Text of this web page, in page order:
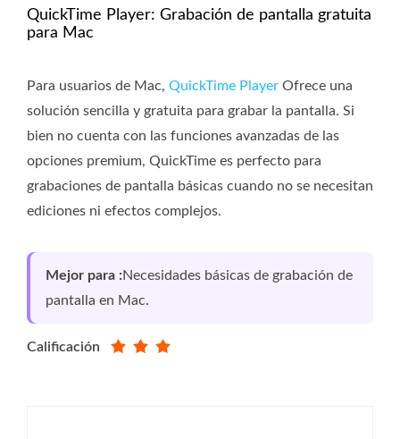
QuickTime Player: Grabación de pantalla gratuita
para Mac
Para usuarios de Mac, QuickTime Player Ofrece una
solución sencilla y gratuita para grabar la pantalla. Si
bien no cuenta con las funciones avanzadas de las
opciones premium, QuickTime es perfecto para
grabaciones de pantalla básicas cuando no se necesitan
ediciones ni efectos complejos.
Mejor para :Necesidades básicas de grabación de
pantalla en Mac.
Calificación